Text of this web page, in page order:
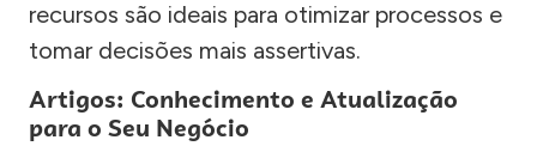
recursos são ideais para otimizar processos e
tomar decisões mais assertivas.
Artigos: Conhecimento e Atualização
para o Seu Negócio